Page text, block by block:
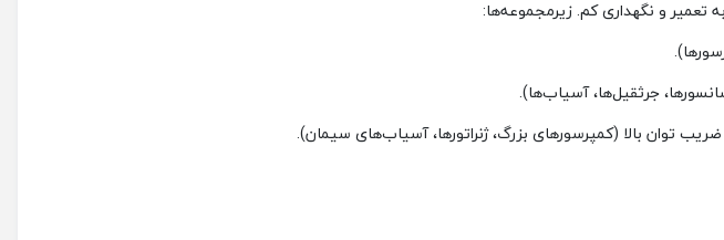
تعمیر و نگهداری کم. زیرمجموعه‌ها:
جرثقیل‌ها، آسیاب‌ها).
توان بالا (کمپرسورهای بزرگ، ژنراتورها، آسیاب‌های سیمان).